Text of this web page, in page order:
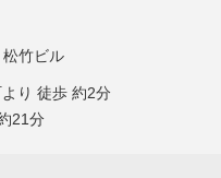
竹ビル
り 徒歩 約2分
21分